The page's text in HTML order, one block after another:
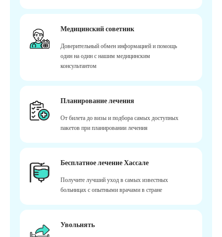
Медицинский советник
Доверительный обмен информацией и помощь
один на один с нашим медицинским
консультантом
Планирование лечения
От билета до визы и подбора самых доступных
пакетов при планировании лечения
Бесплатное лечение Хассале
Получите лучший уход в самых известных
больницах с опытными врачами в стране
Увольнять